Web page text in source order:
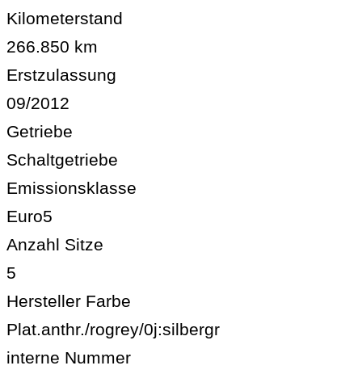
Kilometerstand
266.850 km
Erstzulassung
09/2012
Getriebe
Schaltgetriebe
Emissionsklasse
Euro5
Anzahl Sitze
5
Hersteller Farbe
Plat.anthr./rogrey/0j:silbergr
interne Nummer